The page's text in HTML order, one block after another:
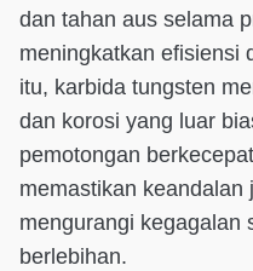
dan tahan aus selama
meningkatkan efisiensi
itu, karbida tungsten
dan korosi yang luar
pemotongan
memastikan keandalan
mengurangi kegagalan
berlebihan.